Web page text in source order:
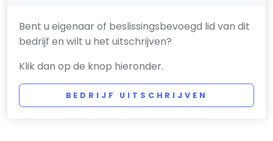
Bent u eigenaar of beslissingsbevoegd lid van dit
bedrijf en wilt u het uitschrijven?
Klik dan op de knop hieronder.
BEDRIJF UITSCHRIJVEN